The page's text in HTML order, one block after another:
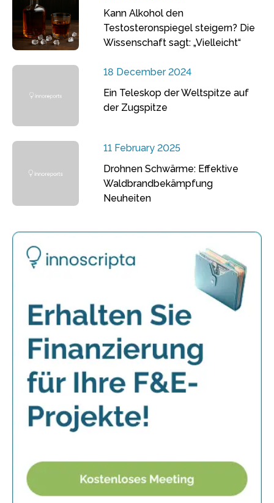
Kann Alkohol den
Testosteronspiegel steigern? Die
Wissenschaft sagt: „Vielleicht“
18 December 2024
Ein Teleskop der Weltspitze auf
der Zugspitze
11 February 2025
Drohnen Schwärme: Effektive
Waldbrandbekämpfung
Neuheiten